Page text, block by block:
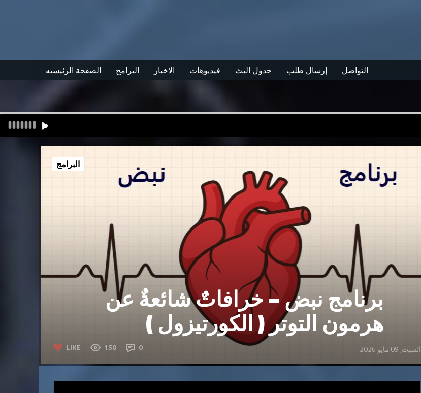
الصفحة الرئيسيه البرامج الاخبار فيديوهات جدول البث إرسال طلب التواصل
برنامج نبض – خرافاتٌ شائعةٌ عن
هرمون التوتر ( الكورتيزول )
LIKE 150 0 السبت, 09 مايو 2026
البرامج